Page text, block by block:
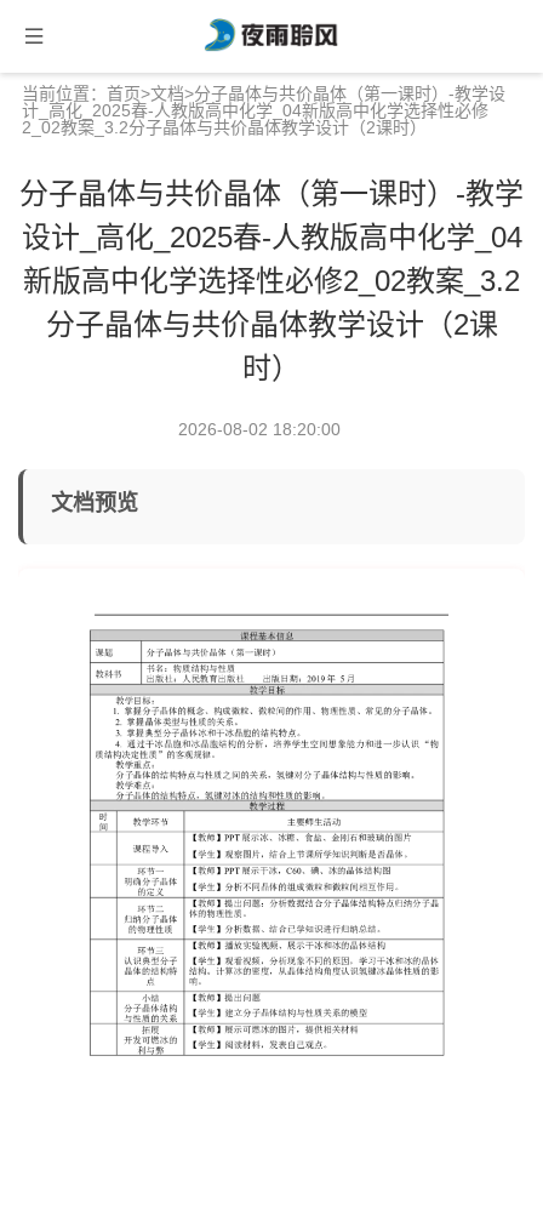
当前位置： 首页>文档>分子晶体与共价晶体（第一课时）-教学设
计_高化_2025春-人教版高中化学_04新版高中化学选择性必修
2_02教案_3.2分子晶体与共价晶体教学设计（2课时）
分子晶体与共价晶体（第一课时）-教学
设计_高化_2025春-人教版高中化学_04
新版高中化学选择性必修2_02教案_3.2
分子晶体与共价晶体教学设计（2课
时）
2026-08-02 18:20:00
文档预览